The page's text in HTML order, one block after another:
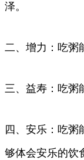
泽。
二、增力：吃粥
三、益寿：吃粥
四、安乐：吃粥
够体会安乐的饮